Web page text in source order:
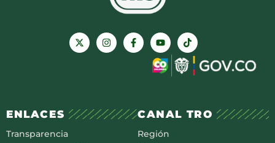
ENLACES
Transparencia
CANAL TRO
Región